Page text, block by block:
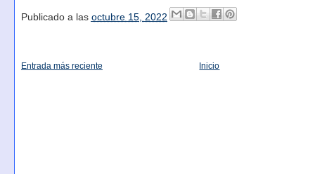
Publicado a las octubre 15, 2022
Entrada más reciente Inicio